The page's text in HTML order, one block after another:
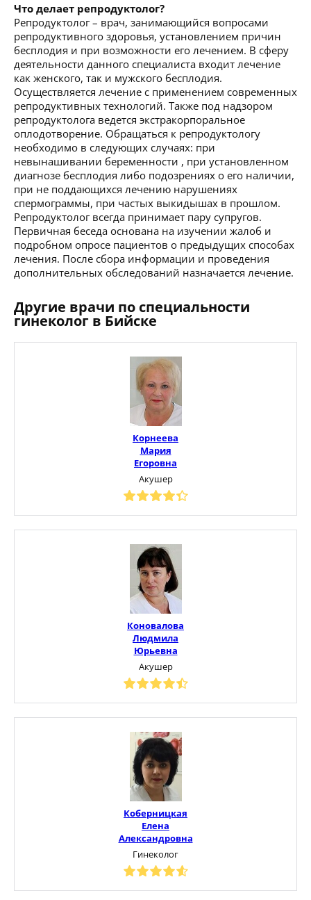
Что делает репродуктолог?
Репродуктолог – врач, занимающийся вопросами
репродуктивного здоровья, установлением причин
бесплодия и при возможности его лечением. В сферу
деятельности данного специалиста входит лечение
как женского, так и мужского бесплодия.
Осуществляется лечение с применением современных
репродуктивных технологий. Также под надзором
репродуктолога ведется экстракорпоральное
оплодотворение. Обращаться к репродуктологу
необходимо в следующих случаях: при
невынашивании беременности , при установленном
диагнозе бесплодия либо подозрениях о его наличии,
при не поддающихся лечению нарушениях
спермограммы, при частых выкидышах в прошлом.
Репродуктолог всегда принимает пару супругов.
Первичная беседа основана на изучении жалоб и
подробном опросе пациентов о предыдущих способах
лечения. После сбора информации и проведения
дополнительных обследований назначается лечение.
Другие врачи по специальности
гинеколог в Бийске
Корнеева
Мария
Егоровна
Акушер
Коновалова
Людмила
Юрьевна
Акушер
Коберницкая
Елена
Александровна
Гинеколог